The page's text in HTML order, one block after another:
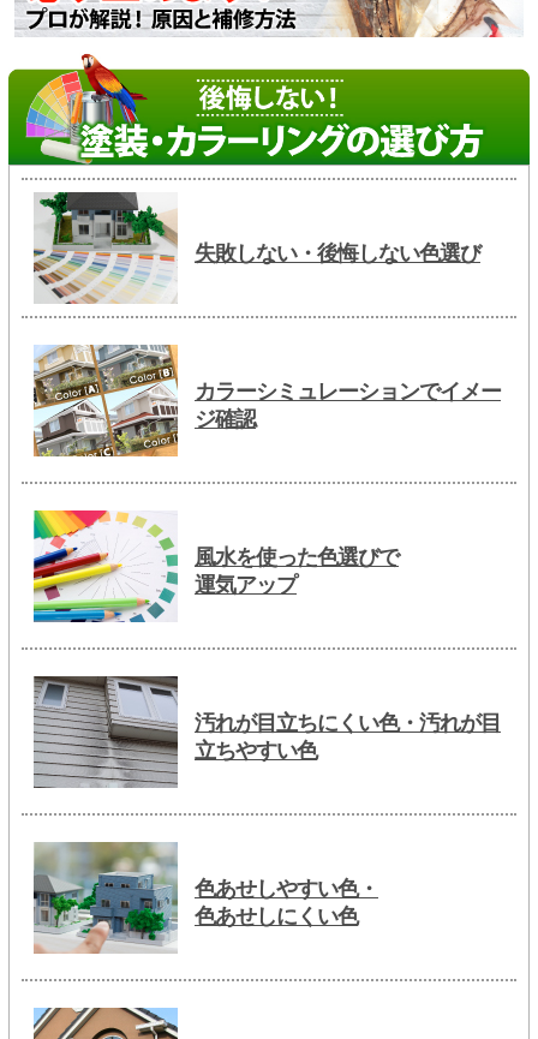
失敗しない・後悔しない色選び
カラーシミュレーションでイメー
ジ確認
風水を使った色選びで
運気アップ
汚れが目立ちにくい色・汚れが目
立ちやすい色
色あせしやすい色・
色あせしにくい色